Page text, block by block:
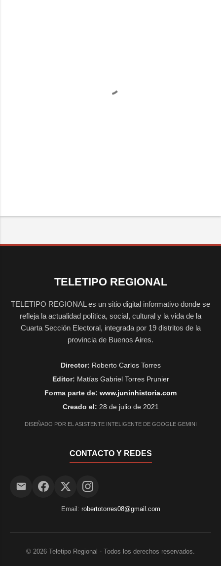
TELETIPO REGIONAL
TELETIPO REGIONAL es un sitio digital informativo donde se
refleja la actualidad política, social, cultural y la vida de la
Cuarta Sección Electoral, integrada por 19 distritos de la
provincia de Buenos Aires.
Director: Roberto Carlos Torres
Editor: Matías Gabriel Torres Prunier
Forma parte de: www.juninhistoria.com
Creado el: 28 de julio de 2021
DISEÑADO POR EL ASISTENTE INTELIGENTE DE GOOGLE GEMINI
CONTACTO Y REDES
Email: robertotorres08@gmail.com
© 2026 Teletipo Regional - Todos los derechos reservados.